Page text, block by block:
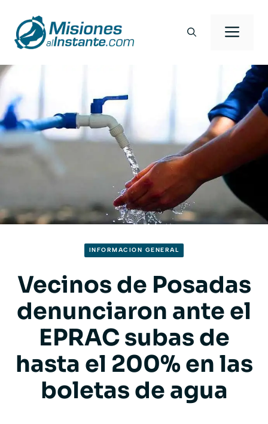
contenido
INFORMACION GENERAL
Vecinos de Posadas
denunciaron ante el
EPRAC subas de
hasta el 200% en las
boletas de agua